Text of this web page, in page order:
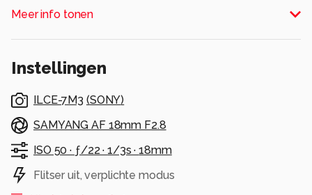
Meer info tonen
Instellingen
ILCE-7M3 (SONY)
SAMYANG AF 18mm F2.8
ISO 50 · ƒ/22 ·1/3s ·18mm
Flitser uit, verplichte modus